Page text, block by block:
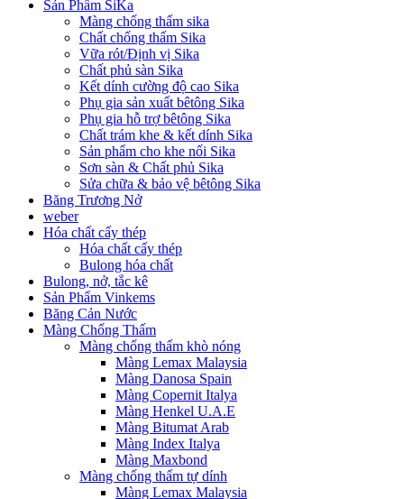
Sản Phẩm SiKa
Màng chống thấm sika
Chất chống thấm Sika
Vữa rót/Định vị Sika
Chất phủ sàn Sika
Kết dính cường độ cao Sika
Phụ gia sản xuất bêtông Sika
Phụ gia hỗ trợ bêtông Sika
Chất trám khe & kết dính Sika
Sản phẩm cho khe nối Sika
Sơn sàn & Chất phủ Sika
Sửa chữa & bảo vệ bêtông Sika
Băng Trương Nở
weber
Hóa chất cấy thép
Hóa chất cấy thép
Bulong hóa chất
Bulong, nở, tắc kê
Sản Phẩm Vinkems
Băng Cản Nước
Màng Chống Thấm
Màng chống thấm khò nóng
Màng Lemax Malaysia
Màng Danosa Spain
Màng Copernit Italya
Màng Henkel U.A.E
Màng Bitumat Arab
Màng Index Italya
Màng Maxbond
Màng chống thấm tự dính
Màng Lemax Malaysia